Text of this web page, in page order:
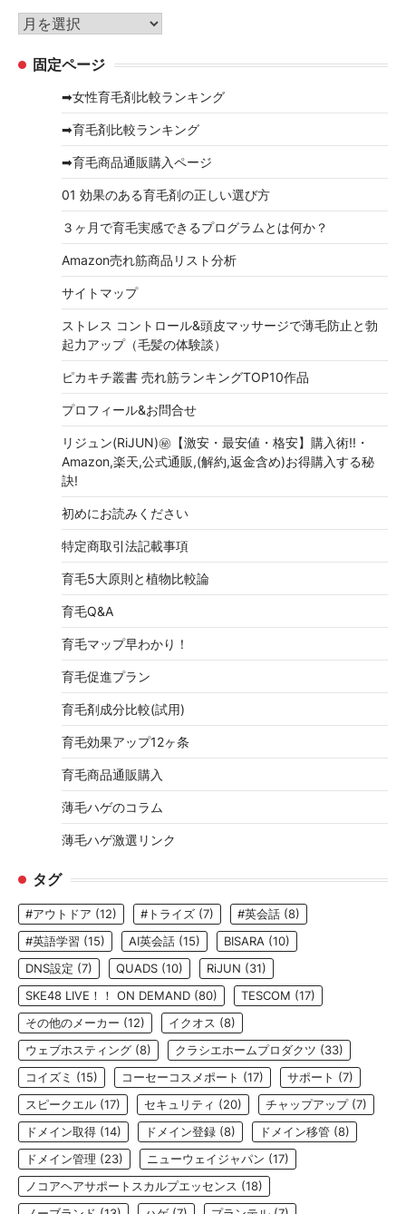
リ
ー
ア
カ 固定ページ
➡女性育毛剤比較ランキング
➡育毛剤比較ランキング
➡育毛商品通販購入ページ
01 効果のある育毛剤の正しい選び方
３ヶ月で育毛実感できるプログラムとは何か？
Amazon売れ筋商品リスト分析
サイトマップ
ストレス コントロール&頭皮マッサージで薄毛防止と勃
起力アップ（毛髪の体験談）
ピカキチ叢書 売れ筋ランキングTOP10作品
プロフィール&お問合せ
リジュン(RiJUN)㊙【激安・最安値・格安】購入術!!・
Amazon,楽天,公式通販,(解約,返金含め)お得購入する秘
訣!
初めにお読みください
特定商取引法記載事項
育毛5大原則と植物比較論
育毛Q&A
育毛マップ早わかり！
育毛促進プラン
育毛剤成分比較(試用)
育毛効果アップ12ヶ条
育毛商品通販購入
薄毛ハゲのコラム
薄毛ハゲ激選リンク
タグ
#アウトドア (12) #トライズ (7) #英会話 (8)
#英語学習 (15) AI英会話 (15) BISARA (10)
DNS設定 (7) QUADS (10) RiJUN (31)
SKE48 LIVE！！ ON DEMAND (80) TESCOM (17)
その他のメーカー (12) イクオス (8)
ウェブホスティング (8) クラシエホームプロダクツ (33)
コイズミ (15) コーセーコスメポート (17) サポート (7)
スピークエル (17) セキュリティ (20) チャップアップ(7)
ドメイン取得 (14) ドメイン登録 (8) ドメイン移管 (8)
ドメイン管理 (23) ニューウェイジャパン (17)
ノコアヘアサポートスカルプエッセンス (18)